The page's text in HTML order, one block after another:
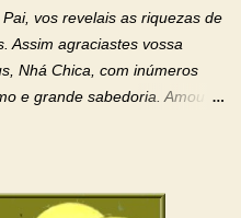
de tuas Mãos
Eu reconheço,
da infinidade dos meus ...
vos revelais as riquezas de
Assim agraciastes vossa
Nhá Chica, com inúmeros
e grande sabedoria. Amou a
unidade do Espírito Santo.